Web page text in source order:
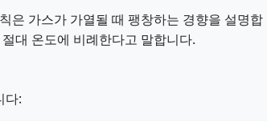
은 가스가 가열될 때 팽창하는 경향을 설명합
대 온도에 비례한다고 말합니다.
다: